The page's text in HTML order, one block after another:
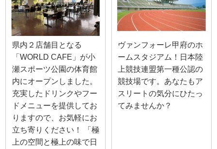
県内２店舗目となる
「WORLD CAFE」が小
瀬スポーツ公園の体育館
内にオープンしました。
充実したドリンクやフー
ドメニューを提供してお
りますので、お気軽にお
立ち寄りください！ 「極
上の空間と極上の味で日
ヴァンフォーレ甲府のホ
ームスタジアム！日本陸
上競技連盟第一種公認の
競技場です。あなたもア
スリートの気分にひたっ
てみませんか？